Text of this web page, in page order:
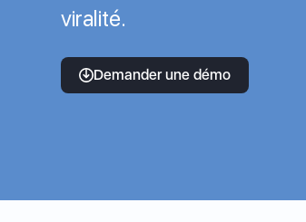
viralité.
Demander une démo